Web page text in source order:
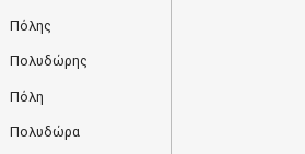
Πόλης
Πολυδώρης
Πόλη
Πολυδώρα